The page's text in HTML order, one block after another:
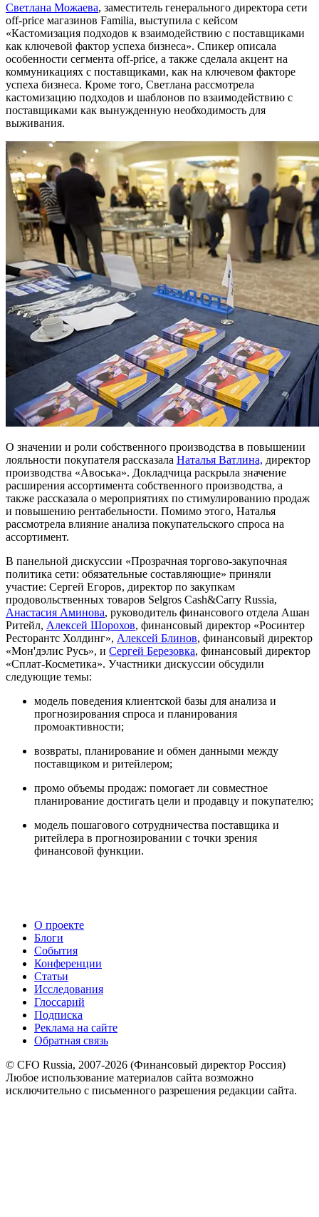
Светлана Можаева, заместитель генерального директора сети
off-price магазинов Familia, выступила с кейсом
«Кастомизация подходов к взаимодействию с поставщиками
как ключевой фактор успеха бизнеса». Спикер описала
особенности сегмента off-price, а также сделала акцент на
коммуникациях с поставщиками, как на ключевом факторе
успеха бизнеса. Кроме того, Светлана рассмотрела
кастомизацию подходов и шаблонов по взаимодействию с
поставщиками как вынужденную необходимость для
выживания.
О значении и роли собственного производства в повышении
лояльности покупателя рассказала Наталья Ватлина, директор
производства «Авоська». Докладчица раскрыла значение
расширения ассортимента собственного производства, а
также рассказала о мероприятиях по стимулированию продаж
и повышению рентабельности. Помимо этого, Наталья
рассмотрела влияние анализа покупательского спроса на
ассортимент.
В панельной дискуссии «Прозрачная торгово-закупочная
политика сети: обязательные составляющие» приняли
участие: Сергей Егоров, директор по закупкам
продовольственных товаров Selgros Cash&Carry Russia,
Анастасия Аминова, руководитель финансового отдела Ашан
Ритейл, Алексей Шорохов, финансовый директор «Росинтер
Ресторантс Холдинг», Алексей Блинов, финансовый директор
«Мон'дэлис Русь», и Сергей Березовка, финансовый директор
«Сплат-Косметика». Участники дискуссии обсудили
следующие темы:
модель поведения клиентской базы для анализа и
прогнозирования спроса и планирования
промоактивности;
возвраты, планирование и обмен данными между
поставщиком и ритейлером;
промо объемы продаж: помогает ли совместное
планирование достигать цели и продавцу и покупателю;
модель пошагового сотрудничества поставщика и
ритейлера в прогнозировании с точки зрения
финансовой функции.
О проекте
Блоги
События
Конференции
Статьи
Исследования
Глоссарий
Подписка
Реклама на сайте
Обратная связь
© CFO Russia, 2007-2026 (Финансовый директор Россия)
Любое использование материалов сайта возможно
исключительно с письменного разрешения редакции сайта.